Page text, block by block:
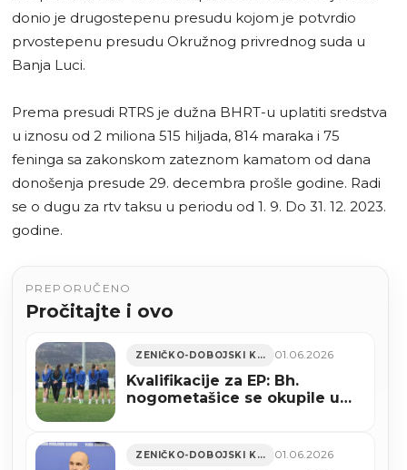
donio je drugostepenu presudu kojom je potvrdio
prvostepenu presudu Okružnog privrednog suda u
Banja Luci.
Prema presudi RTRS je dužna BHRT-u uplatiti sredstva
u iznosu od 2 miliona 515 hiljada, 814 maraka i 75
feninga sa zakonskom zateznom kamatom od dana
donošenja presude 29. decembra prošle godine. Radi
se o dugu za rtv taksu u periodu od 1. 9. Do 31. 12. 2023.
godine.
PREPORUČENO
Pročitajte i ovo
ZENIČKO-DOBOJSKI KANTON 01.06.2026
Kvalifikacije za EP: Bh.
nogometašice se okupile u
ZENIČKO-DOBOJSKI KANTON 01.06.2026